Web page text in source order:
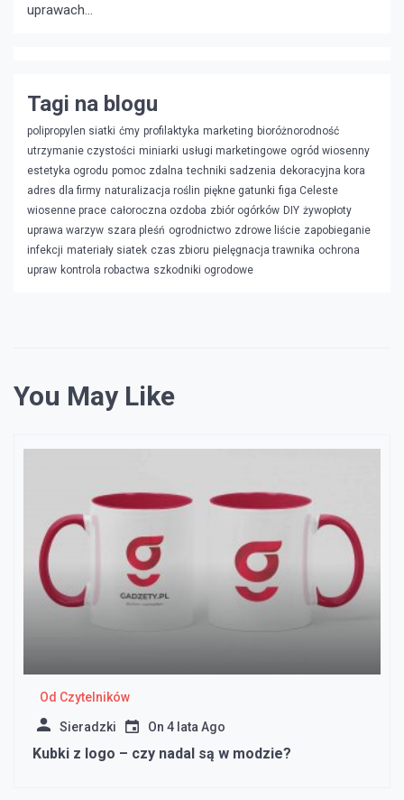
uprawach...
Tagi na blogu
polipropylen siatki ćmy profilaktyka marketing bioróżnorodność
utrzymanie czystości miniarki usługi marketingowe ogród wiosenny
estetyka ogrodu pomoc zdalna techniki sadzenia dekoracyjna kora
adres dla firmy naturalizacja roślin piękne gatunki figa Celeste
wiosenne prace całoroczna ozdoba zbiór ogórków DIY żywopłoty
uprawa warzyw szara pleśń ogrodnictwo zdrowe liście zapobieganie
infekcji materiały siatek czas zbioru pielęgnacja trawnika ochrona
upraw kontrola robactwa szkodniki ogrodowe
You May Like
Od Czytelników
Sieradzki On 4 lata Ago
Kubki z logo – czy nadal są w modzie?